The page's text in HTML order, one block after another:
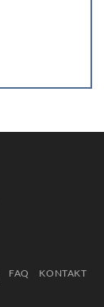
FAQ
KONTAKT